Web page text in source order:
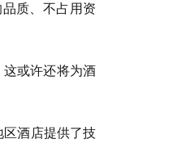
质、不占用资
或许还将为酒
区酒店提供了技